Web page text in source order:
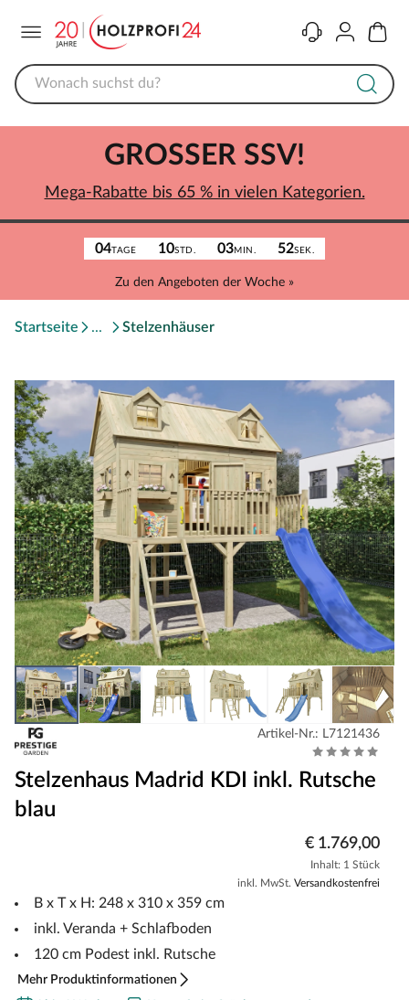
KontaktKonto
04TAGE 10STD. 03MIN. 52SEK.
Zu den Angeboten der Woche »
GROSSER SSV!
Mega-Rabatte bis 65 % in vielen Kategorien.
Startseite Stelzenhäuser
Artikel-Nr.: L7121436
Stelzenhaus Madrid KDI inkl. Rutsche
blau
€ 1.769,00
Inhalt: 1 Stück
inkl. MwSt. Versandkostenfrei
B x T x H: 248 x 310 x 359 cm
inkl. Veranda + Schlafboden
120 cm Podest inkl. Rutsche
Mehr Produktinformationen